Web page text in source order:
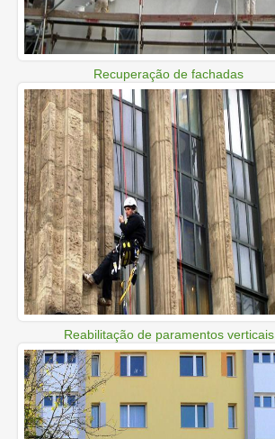
Recuperação de fachadas
Reabilitação de paramentos verticais